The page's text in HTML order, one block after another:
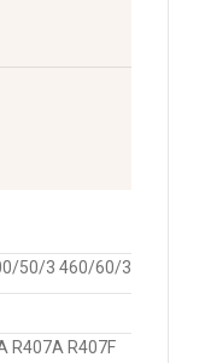
50/3 460/60/3
R407A R407F